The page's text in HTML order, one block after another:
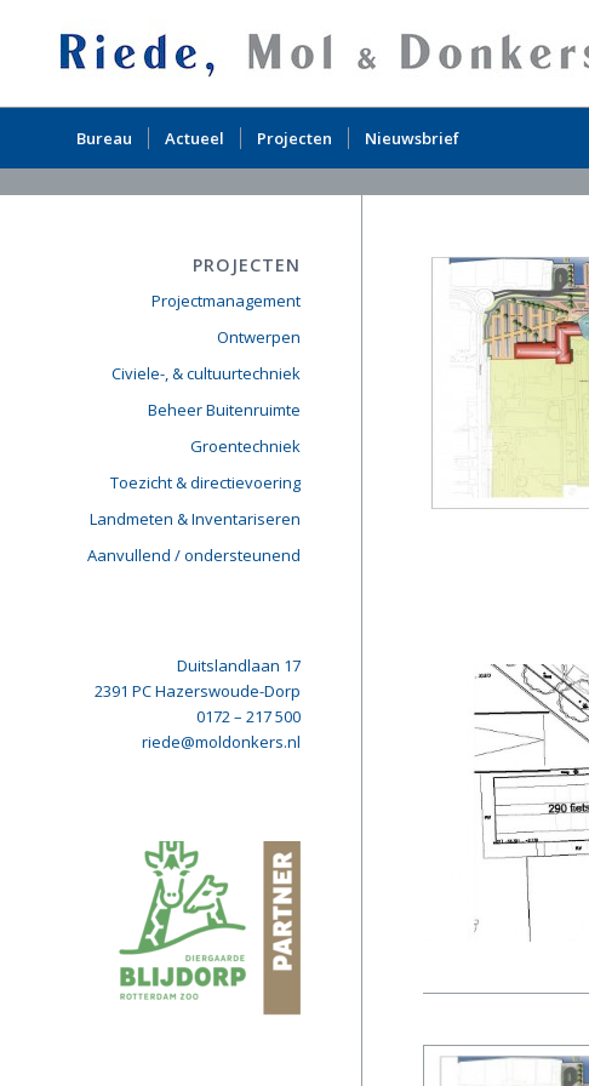
Bureau Actueel Projecten Nieuwsbrief
PROJECTEN
Projectmanagement
Ontwerpen
Civiele-, & cultuurtechniek
Beheer Buitenruimte
Groentechniek
Toezicht & directievoering
Landmeten & Inventariseren
Aanvullend / ondersteunend
Duitslandlaan 17
2391 PC Hazerswoude-Dorp
0172 – 217 500
riede@moldonkers.nl